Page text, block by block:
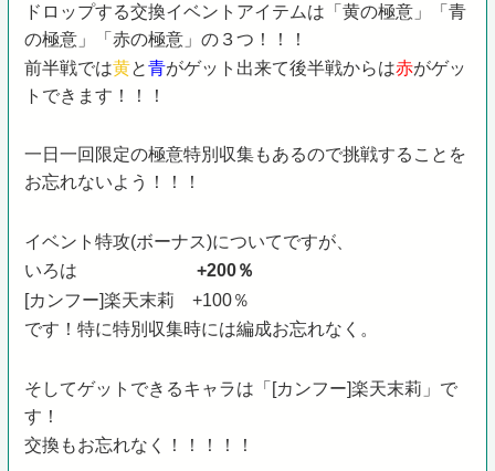
ドロップする交換イベントアイテムは「黄の極意」「青
の極意」「赤の極意」の３つ！！！
前半戦では黄と青がゲット出来て後半戦からは赤がゲッ
トできます！！！
一日一回限定の極意特別収集もあるので挑戦することを
お忘れないよう！！！
イベント特攻(ボーナス)についてですが、
いろは
+200％
[カンフー]楽天末莉+100％
です！特に特別収集時には編成お忘れなく。
そしてゲットできるキャラは「[カンフー]楽天末莉」で
す！
交換もお忘れなく！！！！！